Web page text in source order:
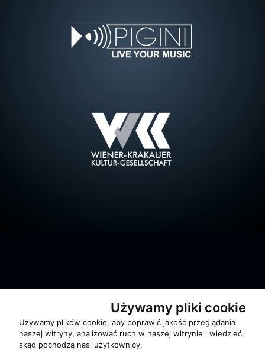
Używamy pliki cookie
Używamy plików cookie, aby poprawić jakość przeglądania
naszej witryny, analizować ruch w naszej witrynie i wiedzieć,
skąd pochodzą nasi użytkownicy.
O zespole
MUZYKA I NUTY
NAGRODY